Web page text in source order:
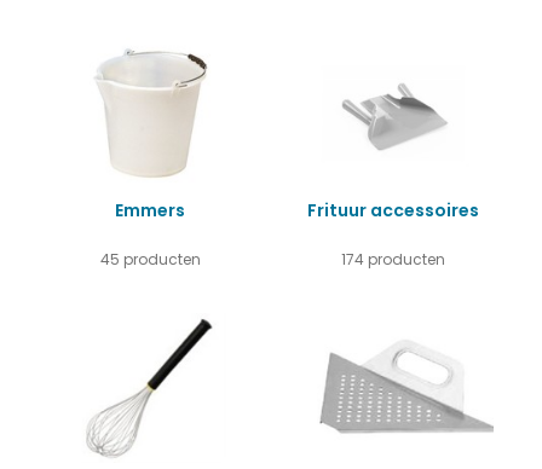
Emmers
45 producten
Frituur accessoires
174 producten